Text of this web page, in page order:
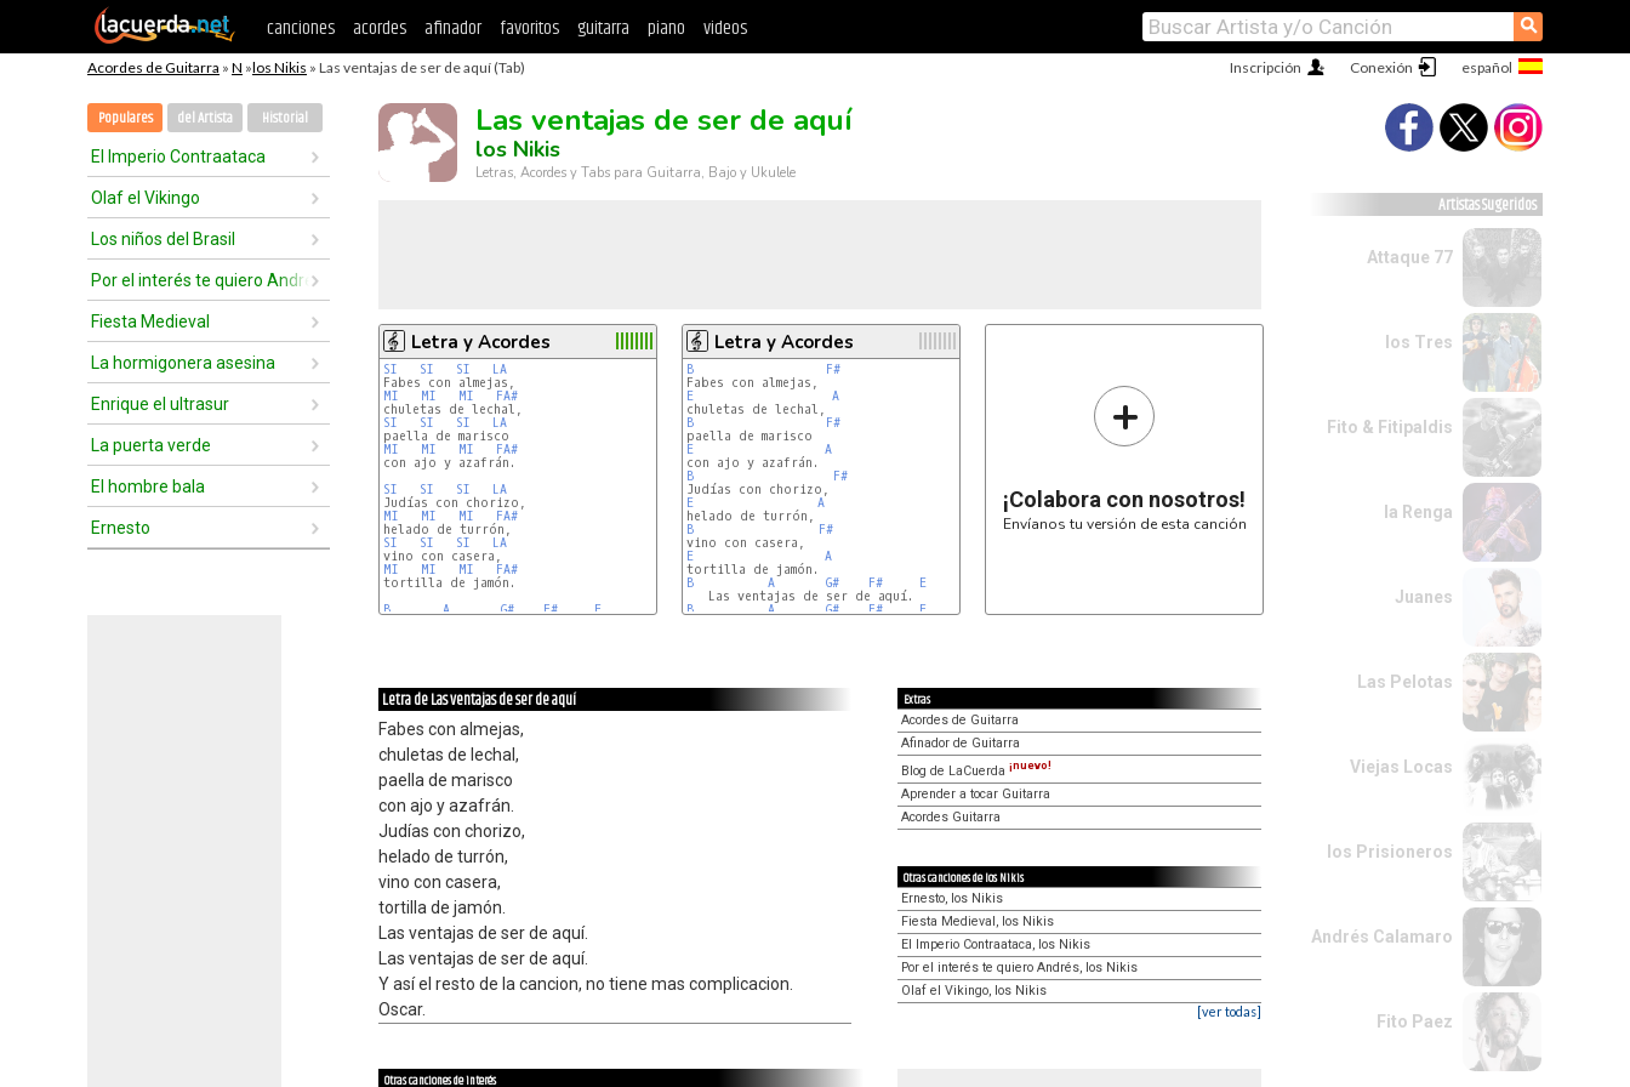
canciones acordes afinador favoritos guitarra piano videos ⚲
Acordes de Guitarra » N »los Nikis » Las ventajas de ser de aquí (Tab) Conexión
Inscripción
Populares del Artista Historial
El Imperio Contraataca
Olaf el Vikingo
Los niños del Brasil
Por el interés te quiero Andrés
Fiesta Medieval
La hormigonera asesina
Enrique el ultrasur
La puerta verde
El hombre bala
Ernesto
Las ventajas de ser de aquí
los Nikis
Letras, Acordes y Tabs para Guitarra, Bajo y Ukulele
Letra y Acordes
SI SI SI
LA
MI
MI MI
FA#
SI
SI SI
LA
MI
MI MI
FA#
con ajo y azafrán.
SI
SI SI
LA
MI
MI MI
FA#
SI
SI SI
LA
MI
MI MI
FA#
tortilla de jamón.
B
A G# F#
E
Letra y Acordes
B
F#
E
A
B
F#
E
A
B
F#
E
A
B
F#
E
A
B
A G# F#
E
B
A G# F#
E
+
¡Colabora con nosotros!
Envíanos tu versión de esta canción
Letra de Las ventajas de ser de aquí
Fabes con almejas,
chuletas de lechal,
paella de marisco
con ajo y azafrán.
Judías con chorizo,
helado de turrón,
vino con casera,
tortilla de jamón.
Las ventajas de ser de aquí.
Las ventajas de ser de aquí.
Y así el resto de la cancion, no tiene mas complicacion.
Oscar.
Extras
Acordes de Guitarra
Afinador de Guitarra
Blog de LaCuerda ¡nuevo!
Aprender a tocar Guitarra
Acordes Guitarra
Otras canciones de los Nikis
Ernesto, los Nikis
Fiesta Medieval, los Nikis
El Imperio Contraataca, los Nikis
Por el interés te quiero Andrés, los Nikis
Olaf el Vikingo, los Nikis
[ver todas]
Otras canciones de interés
Artistas Sugeridos
Attaque 77
los Tres
Fito & Fitipaldis
la Renga
Juanes
Las Pelotas
Viejas Locas
los Prisioneros
Andrés Calamaro
Fito Paez